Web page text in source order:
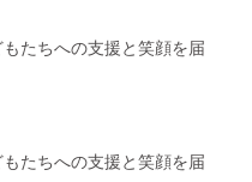
たちへの支援と笑顔を届
たちへの支援と笑顔を届